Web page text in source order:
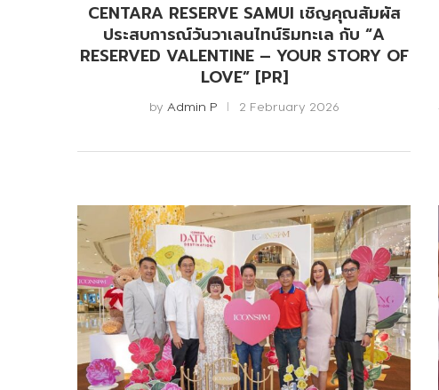
CENTARA RESERVE SAMUI เชิญคุณสัมผัส
ประสบการณ์วันวาเลนไทน์ริมทะเล กับ “A
RESERVED VALENTINE – YOUR STORY OF
LOVE” [PR]
by Admin P 2 February 2026